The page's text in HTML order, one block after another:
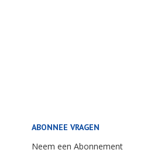
ABONNEE VRAGEN
Neem een Abonnement